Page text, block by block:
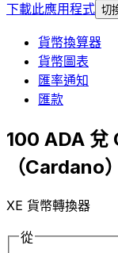
下載此應用程式 切
貨幣換算器
貨幣圖表
匯率通知
匯款
100 ADA 兌
（Cardano
XE 貨幣轉換器
從